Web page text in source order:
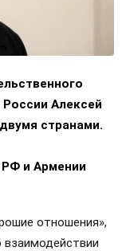
Алексей
странами.
и Армении
отношения»,
взаимодействии